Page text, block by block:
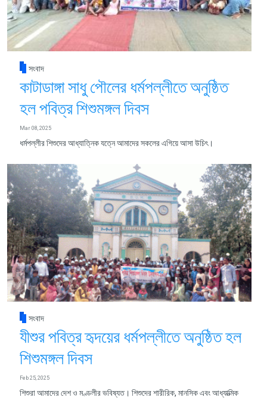
সংবাদ
কাটাডাঙ্গা সাধু পৌলের ধর্মপল্লীতে অনুষ্ঠিত
হল পবিত্র শিশুমঙ্গল দিবস
Mar 08, 2025
ধর্মপল্লীর শিশুদের আধ্যাত্নিক যত্নে আমাদের সকলের এগিয়ে আসা উচিৎ।
সংবাদ
যীশুর পবিত্র হৃদয়ের ধর্মপল্লীতে অনুষ্ঠিত হল
শিশুমঙ্গল দিবস
Feb 25, 2025
শিশুরা আমাদের দেশ ও মণ্ডলীর ভবিষ্যত। শিশুদের শারীরিক, মানসিক এবং আধ্যাত্মিক